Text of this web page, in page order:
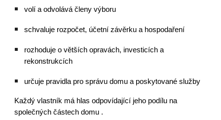
volí a odvolává členy výboru
schvaluje rozpočet, účetní závěrku a hospodaření
rozhoduje o větších opravách, investicích a
rekonstrukcích
určuje pravidla pro správu domu a poskytované služby
Každý vlastník má hlas odpovídající jeho podílu na
společných částech domu .